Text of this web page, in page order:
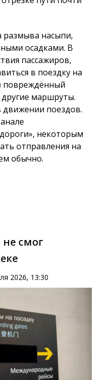
насыпи,
осадками. В
пассажиров,
в поездку на
повреждённый
маршруты.
поездов.
некоторым
отправления на
обычно.
не смог
2026, 13:30